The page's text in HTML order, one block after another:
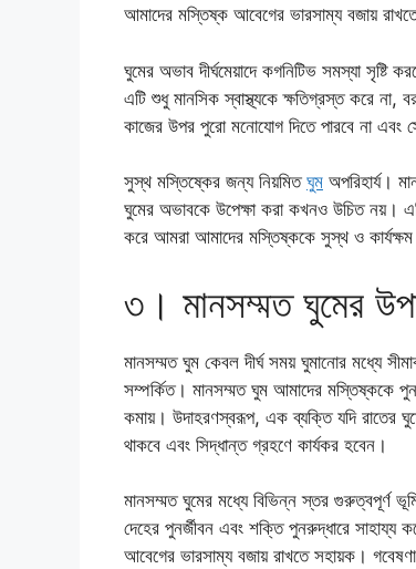
আমাদের মস্তিষ্ক আবেগের ভারসাম্য বজায়
ঘুমের অভাব দীর্ঘমেয়াদে কগনিটিভ সমস্যা সৃষ্টি
এটি শুধু মানসিক স্বাস্থ্যকে ক্ষতিগ্রস্ত করে না,
কাজের উপর পুরো মনোযোগ দিতে পারবে না এবং
সুস্থ মস্তিষ্কের জন্য নিয়মিত ঘুম অপরিহার্য।
ঘুমের অভাবকে উপেক্ষা করা কখনও উচিত নয়।
করে আমরা আমাদের মস্তিষ্ককে সুস্থ ও কার্যক্ষম
৩। মানসম্মত ঘুমের
মানসম্মত ঘুম কেবল দীর্ঘ সময় ঘুমানোর মধ্যে
সম্পর্কিত। মানসম্মত ঘুম আমাদের মস্তিষ্ককে
কমায়। উদাহরণস্বরূপ, এক ব্যক্তি যদি রাতের
থাকবে এবং সিদ্ধান্ত গ্রহণে কার্যকর হবেন।
মানসম্মত ঘুমের মধ্যে বিভিন্ন স্তর
দেহের পুনর্জীবন এবং শক্তি পুনরুদ্ধারে
আবেগের ভারসাম্য বজায় রাখতে সহায়ক।